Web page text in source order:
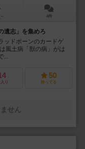
4件
遺志」を集めろ
ッドボーンのカードゲ
風土病「獣の病」がは
...
り
50
持ってる
せん